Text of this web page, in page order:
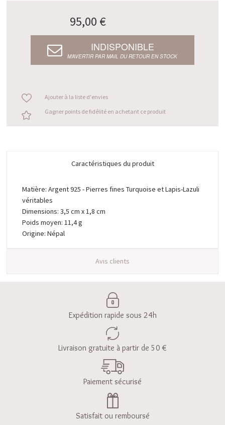
95,00 €
INDISPONIBLE
M’AVERTIR PAR MAIL DU RETOUR EN STOCK
Ajouter à la liste d'envies
Gagner points de fidélité en achetant ce produit
Caractéristiques du produit
Matière: Argent 925 - Pierres fines Turquoise et Lapis-Lazuli
véritables
Dimensions: 3,5 cm x 1,8 cm
Poids moyen: 11,4 g
Origine: Népal
Avis clients
Expédition rapide sous 24h
Livraison gratuite à partir de 50 €
Paiement sécurisé
Satisfait ou remboursé